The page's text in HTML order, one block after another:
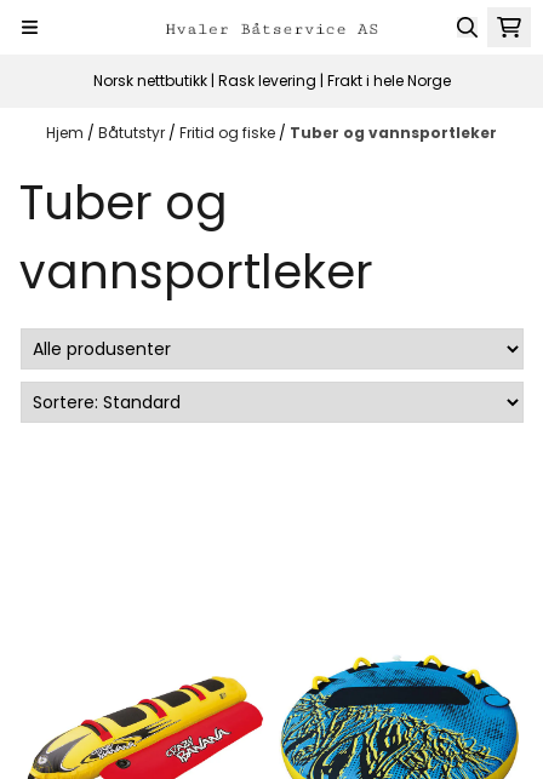
Hopp til innhold
Norsk nettbutikk | Rask levering | Frakt i hele Norge
Hjem / Båtutstyr / Fritid og fiske / Tuber og vannsportleker
Tuber og
vannsportleker